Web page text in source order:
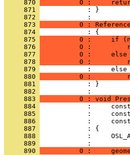
     870
0 :
     871
            : }
     872
     873
0 :
     874
     875
0 :     if
     876
0 :
     877
0 :     else
     878
0 :
     879
     880
0 :
     881
            : }
     882
     883
0 : void
     884
     885
     886
     887
     888
     889
     890
0 :